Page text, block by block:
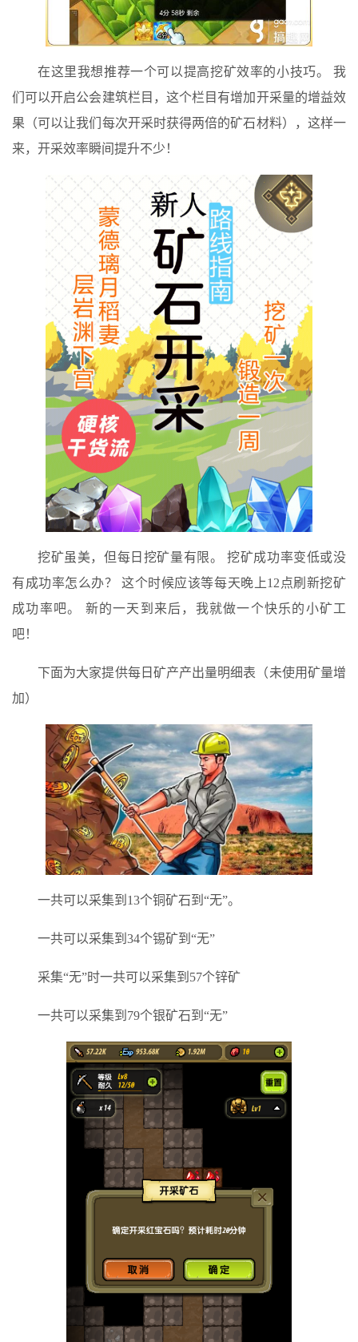
在这里我想推荐一个可以提高挖矿效率的小技巧。 我
们可以开启公会建筑栏目，这个栏目有增加开采量的增益效
果（可以让我们每次开采时获得两倍的矿石材料），这样一
来，开采效率瞬间提升不少！
挖矿虽美，但每日挖矿量有限。 挖矿成功率变低或没
有成功率怎么办？ 这个时候应该等每天晚上12点刷新挖矿
成功率吧。 新的一天到来后，我就做一个快乐的小矿工
吧！
下面为大家提供每日矿产产出量明细表（未使用矿量增
加）
一共可以采集到13个铜矿石到“无”。
一共可以采集到34个锡矿到“无”
采集“无”时一共可以采集到57个锌矿
一共可以采集到79个银矿石到“无”